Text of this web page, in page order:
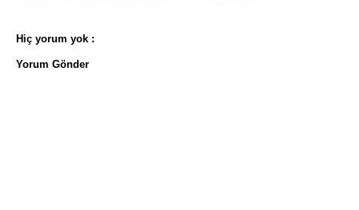
Hiç yorum yok :
Yorum Gönder